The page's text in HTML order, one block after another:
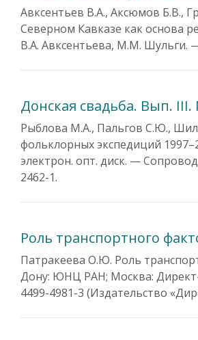
Авксентьев В.А., Аксюмов Б.В.,
Северном Кавказе как основа
В.А. Авксентьева, М.М. Шульги.
Донская свадьба. Вып.
Рыблова М.А., Пальгов С.Ю.,
фольклорных экспедиций
электрон. опт. диск. —
2462-1.
Роль транспортного
Патракеева О.Ю. Роль
Дону: ЮНЦ РАН; Москва:
4499-4981-3 (Издательство